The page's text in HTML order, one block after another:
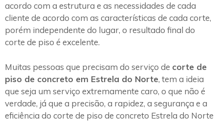
acordo com a estrutura e as necessidades de cada
cliente de acordo com as características de cada corte,
porém independente do lugar, o resultado final do
corte de piso é excelente.
Muitas pessoas que precisam do serviço de corte de
piso de concreto em Estrela do Norte, tem a ideia
que seja um serviço extremamente caro, o que não é
verdade, já que a precisão, a rapidez, a segurança e a
eficiência do corte de piso de concreto Estrela do Norte